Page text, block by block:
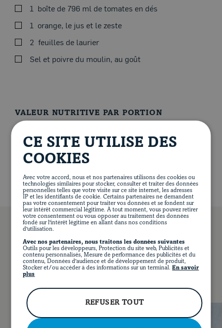
EN
FACEBOOKINSTAGRAMPINTEREST
1 boîte de 796 ml de tomates en dés
1 orange, le jus et le zeste
2 feuilles de laurier
Sel et poivre du moulin, au goût
Dorer pendant 4 à 5 minutes de chaque côté, pour bien
poivrer généreusement. Retirer la viande et réserver
dans une assiette.
Dans la même casserole, ajouter les carottes, le céleri,
Ajouter le vin, les tomates en dés, le jus et le zeste de
l’orange ainsi que les feuilles de laurier et amener à
Ajouter le porc et couvrir. Cuire pendant environ 3
heures au four ou jusqu’à ce que la viande soit tendre.
VALEUR NUTRITIVE PAR PORTION
21 g de glucides
2 g de fibres
10 g de sucre
460 mg de sodium
VOUS POURRIEZ AUSSI AIMER…
CE SITE UTILISE DES
COOKIES
Avec votre accord, nous et nos partenaires utilisons des cookies ou
technologies similaires pour stocker, consulter et traiter des données
personnelles telles que votre visite sur ce site internet, les adresses
IP et les identifiants de cookie. Certains partenaires ne demandent
pas votre consentement pour traiter vos données et se fondent sur
leur intérêt commercial légitime. À tout moment, vous pouvez retirer
votre consentement ou vous opposer au traitement des données
fondé sur l'intérêt légitime en allant dans nos conditions
d'utilisation.
Avec nos partenaires, nous traitons les données suivantes
Outils pour les développeurs, Protection du site web, Publicités et
contenu personnalisés, Mesure de performance des publicités et du
contenu, Données d'audience et de développement de produit,
Stocker et/ou accéder à des informations sur un terminal. En savoir
plus
REFUSER TOUT